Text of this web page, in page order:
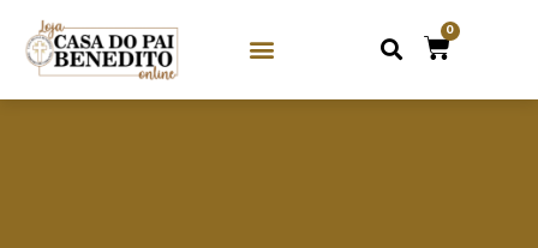
0